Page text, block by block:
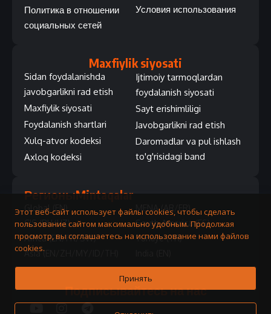
Политика в отношении
социальных сетей
Условия использования
Maxfiylik siyosati
Sidan foydalanishda
javobgarlikni rad etish
Maxfiylik siyosati
Foydalanish shartlari
Xulq-atvor kodeksi
Axloq kodeksi
Ijtimoiy tarmoqlardan
foydalanish siyosati
Sayt erishimliligi
Javobgarlikni rad etish
Daromadlar va pul ishlash
to'g'risidagi band
РегионыMintaqalar
Global (EN)
CIS (RU/UZ)
Africa (EN/FR/SW)
Asia (EN/ZH/MY/ID/TH)
MENA (AR/FR)
South America (ES)
Turkiye (TR)
Подписывайтесь на нас
Этот веб-сайт использует файлы cookies, чтобы сделать
пользование сайтом максимально удобным. Продолжая
просмотр, вы соглашаетесь на использование нами файлов
cookies.
Принять